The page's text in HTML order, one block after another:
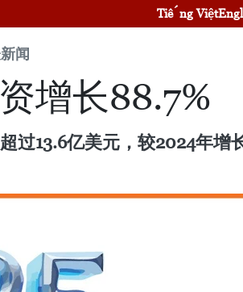
Tiếng Việt
闻
增长88.7%
13.6亿美元，较2024年增